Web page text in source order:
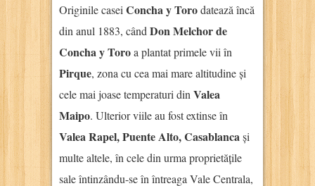
Originile casei Concha y Torodatează încă
din anul 1883, când Don Melchor de
Concha y Toroa plantat primele vii în
Pirque, zona cu cea mai mare altitudine și
cele mai joase temperaturi din Valea
Maipo. Ulterior viile au fost extinse în
Valea Rapel, Puente Alto, Casablancași
multe altele, în cele din urma proprietățile
sale întinzându-se în întreaga Vale Centrala,